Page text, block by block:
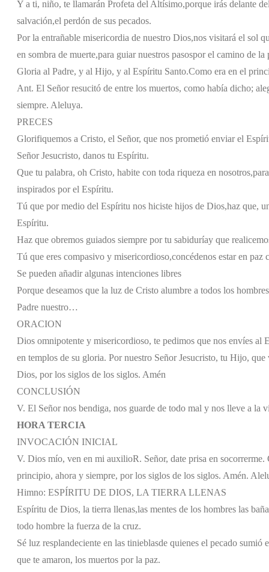
Y a ti, niño, te llamarán Profeta del Altísimo,porque irás delante
salvación,el perdón de sus pecados.
Por la entrañable misericordia de nuestro Dios,nos visitará el sol
en sombra de muerte,para guiar nuestros pasospor el camino de la
Gloria al Padre, y al Hijo, y al Espíritu Santo.Como era en el
Ant. El Señor resucitó de entre los muertos, como había dicho;
siempre. Aleluya.
PRECES
Glorifiquemos a Cristo, el Señor, que nos prometió enviar el
Señor Jesucristo, danos tu Espíritu.
Que tu palabra, oh Cristo, habite con toda riqueza en nosotros,
inspirados por el Espíritu.
Tú que por medio del Espíritu nos hiciste hijos de Dios,haz que,
Espíritu.
Haz que obremos guiados siempre por tu sabiduríay que
Tú que eres compasivo y misericordioso,concédenos estar en paz
Se pueden añadir algunas intenciones libres
Porque deseamos que la luz de Cristo alumbre a todos los
Padre nuestro…
ORACION
Dios omnipotente y misericordioso, te pedimos que nos envíes al
en templos de su gloria. Por nuestro Señor Jesucristo, tu Hijo,
Dios, por los siglos de los siglos. Amén
CONCLUSIÓN
V. El Señor nos bendiga, nos guarde de todo mal y nos lleve a la
HORA TERCIA
INVOCACIÓN INICIAL
V. Dios mío, ven en mi auxilioR. Señor, date prisa en
principio, ahora y siempre, por los siglos de los siglos. Amén.
Himno: ESPÍRITU DE DIOS, LA TIERRA LLENAS
Espíritu de Dios, la tierra llenas,las mentes de los hombres las
todo hombre la fuerza de la cruz.
Sé luz resplandeciente en las tinieblasde quienes el pecado sumió
que te amaron, los muertos por la paz.